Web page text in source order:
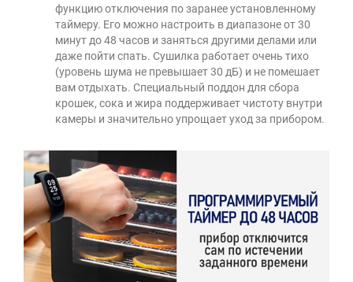
функцию отключения по заранее установленному
таймеру. Его можно настроить в диапазоне от 30
минут до 48 часов и заняться другими делами или
даже пойти спать. Сушилка работает очень тихо
(уровень шума не превышает 30 дБ) и не помешает
вам отдыхать. Специальный поддон для сбора
крошек, сока и жира поддерживает чистоту внутри
камеры и значительно упрощает уход за прибором.